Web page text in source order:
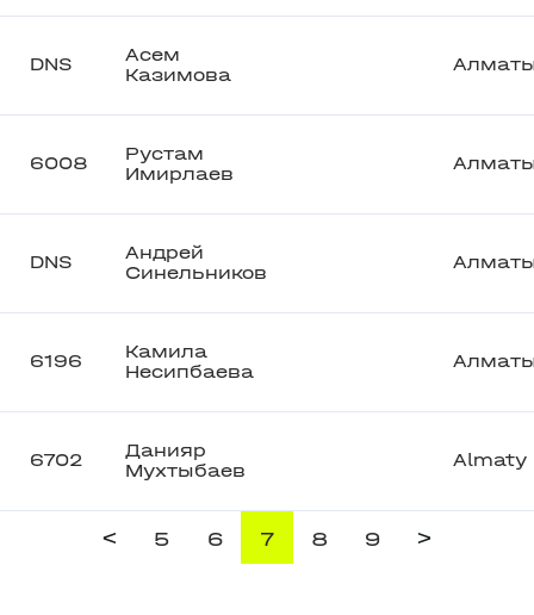
DNS
Асем
Казимова
6008
Рустам
Имирлаев
DNS
Андрей
Синельников
6196
Камила
Несипбаева
6702
Данияр
Мухтыбаев
Almaty
< 5 6 7 8 9 >